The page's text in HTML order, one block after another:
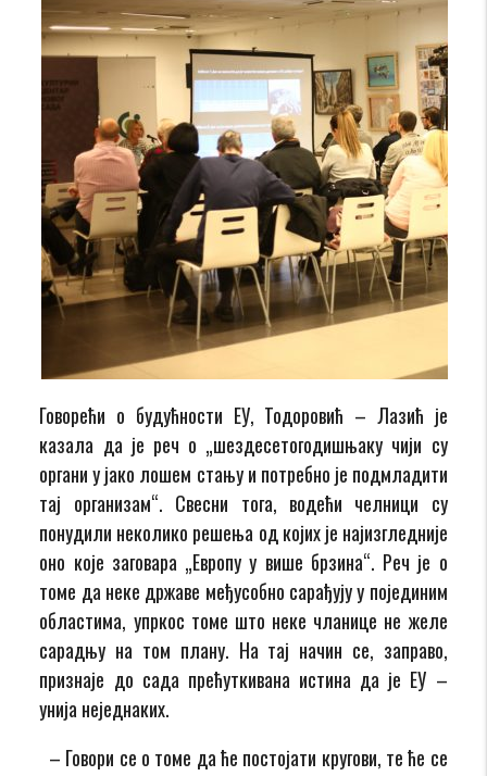
Говорећи о будућности ЕУ, Тодоровић – Лазић је
казала да је реч о „шездесетогодишњаку чији су
органи у јако лошем стању и потребно је подмладити
тај организам“. Свесни тога, водећи челници су
понудили неколико решења од којих је најизгледније
оно које заговара „Европу у више брзина“. Реч је о
томе да неке државе међусобно сарађују у појединим
областима, упркос томе што неке чланице не желе
сарадњу на том плану. На тај начин се, заправо,
признаје до сада прећуткивана истина да је ЕУ –
унија неједнаких.
– Говори се о томе да ће постојати кругови, те ће се